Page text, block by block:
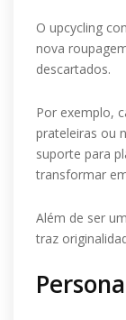
O upcycling
nova
descartados.
Por exemplo,
prateleiras ou
suporte para
transformar
Além de ser
traz